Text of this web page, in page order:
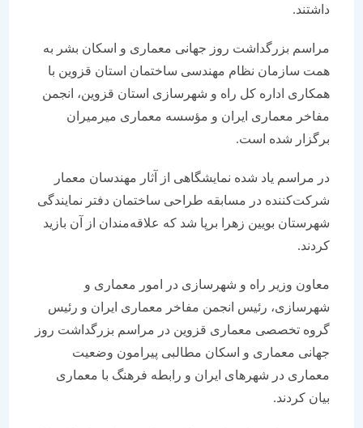
داشتند.
مراسم بزرگداشت روز جهانی معماری و اسکان بشر به
همت سازمان نظام مهندسی ساختمان استان قزوین با
همکاری اداره کل راه و شهرسازی استان قزوین، انجمن
مفاخر معماری ایران و مؤسسه معماری میرمیران
برگزار شده است.
در مراسم یاد شده نمایشگاهی از آثار مهندسان معمار
شرکت‌کننده در مسابقه طراحی ساختمان دفتر نمایندگی
شهرستان بویین زهرا برپا شد که علاقه‌مندان از آن بازید
کردند.
معاون وزیر راه و شهرسازی در امور معماری و
شهرسازی، رئیس انجمن مفاخر معماری ایران و رئیس
گروه تخصصی معماری قزوین در مراسم بزرگداشت روز
جهانی معماری و اسکان مطالبی پیرامون وضعیت
معماری در شهرهای ایران و رابطه فرهنگ با معماری
بیان کردند.